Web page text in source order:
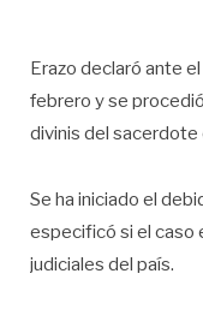
Erazo declaró ante
febrero y se
divinis del sacerdote
Se ha iniciado el
especificó si el caso
judiciales del país.